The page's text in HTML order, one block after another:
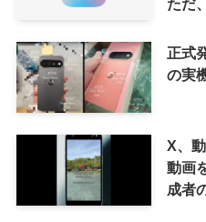
ただ
正式
の実
X、
動画
成者